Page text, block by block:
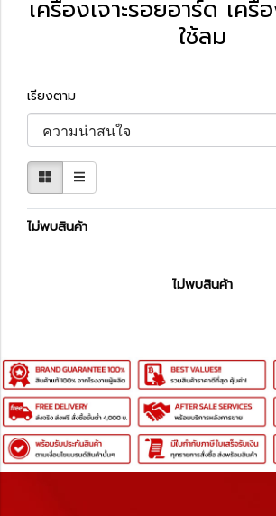
เครื่องเจาะรอยอาร์ด เครื่
ใช้ลม
เรียงตาม
ไม่พบสินค้า
ไม่พบสินค้า